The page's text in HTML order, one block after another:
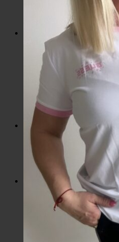
Slnečné
Hrnčeky a
Darčekové
Pánska móda
Kategórie
Tričká
Plavky
Mikiny a svetre
Bundy
Nohavice a
Pánska obuv
Pánske doplnky
Detská móda
0 – 3 roky
4-7 rokov
14-18 rokov
Detské doplnky
Dámska móda na každý
Bundy
Saká / Kabáty
Košele / Blúzky
Mikiny / Svetre
Nohavice / Tepláky
Sukne / Kraťasy